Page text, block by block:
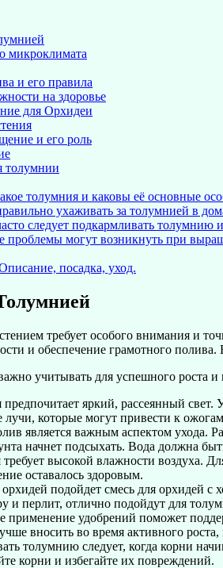
микроклимата
и его правила
на здоровье
для Орхидеи
и его роль
толумнии
толумния и каковы её основные
ухаживать за толумнией в
следует подкармливать толумнию
проблемы могут возникнуть при
посадка, уход.
требует особого внимания и
и обеспечение грамотного
учитывать для успешного роста и
яркий, рассеянный свет.
которые могут привести к
является важным аспектом ухода.
начнет подсыхать. Вода должна
высокой влажности воздуха.
оставалось здоровым.
орхидей подойдет смесь для орхидей
и перлит, отлично подойдут для
применение удобрений поможет
вносить во время активного
толумнию следует, когда корни
корни и избегайте их повреждений.